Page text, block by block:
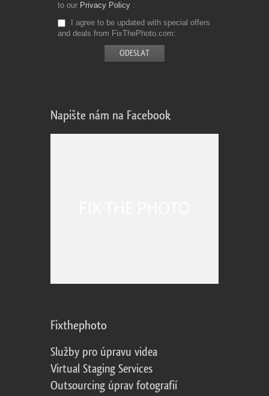
to our Privacy Policy
I agree to be updated with special offers
and deals from FixThePhoto.com
Napište nám na Facebook
Fixthephoto
Služby pro úpravu videa
Virtual Staging Services
Outsourcing úprav fotografií